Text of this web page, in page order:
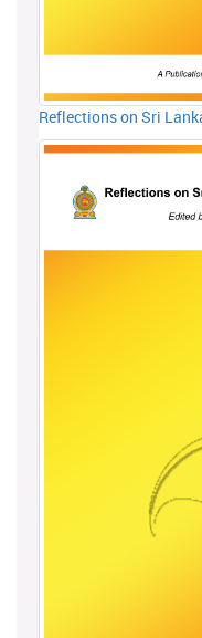
Reflections on Sri